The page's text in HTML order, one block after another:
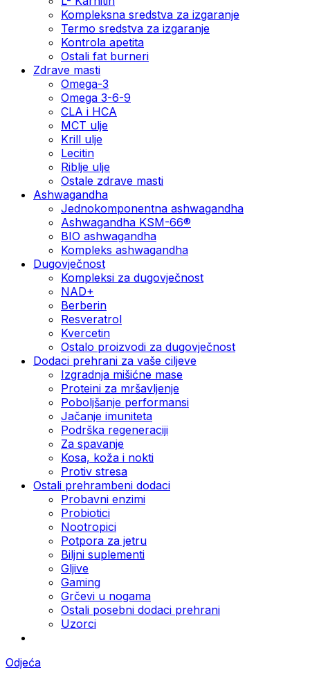
Kompleksna sredstva za izgaranje
Termo sredstva za izgaranje
Kontrola apetita
Ostali fat burneri
Zdrave masti
Omega-3
Omega 3-6-9
CLA i HCA
MCT ulje
Krill ulje
Lecitin
Riblje ulje
Ostale zdrave masti
Ashwagandha
Jednokomponentna ashwagandha
Ashwagandha KSM-66®
BIO ashwagandha
Kompleks ashwagandha
Dugovječnost
Kompleksi za dugovječnost
NAD+
Berberin
Resveratrol
Kvercetin
Ostalo proizvodi za dugovječnost
Dodaci prehrani za vaše ciljeve
Izgradnja mišićne mase
Proteini za mršavljenje
Poboljšanje performansi
Jačanje imuniteta
Podrška regeneraciji
Za spavanje
Kosa, koža i nokti
Protiv stresa
Ostali prehrambeni dodaci
Probavni enzimi
Probiotici
Nootropici
Potpora za jetru
Biljni suplementi
Gljive
Gaming
Grčevi u nogama
Ostali posebni dodaci prehrani
Uzorci
Odjeća